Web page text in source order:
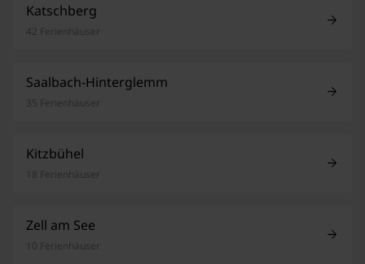
Katschberg
42 Ferienhäuser
Saalbach-Hinterglemm
35 Ferienhäuser
Kitzbühel
18 Ferienhäuser
Zell am See
10 Ferienhäuser